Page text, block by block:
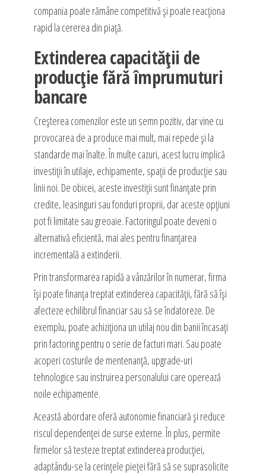
compania poate rămâne competitivă și poate reacționa
rapid la cererea din piață.
Extinderea capacității de
producție fără împrumuturi
bancare
Creșterea comenzilor este un semn pozitiv, dar vine cu
provocarea de a produce mai mult, mai repede și la
standarde mai înalte. În multe cazuri, acest lucru implică
investiții în utilaje, echipamente, spații de producție sau
linii noi. De obicei, aceste investiții sunt finanțate prin
credite, leasinguri sau fonduri proprii, dar aceste opțiuni
pot fi limitate sau greoaie. Factoringul poate deveni o
alternativă eficientă, mai ales pentru finanțarea
incrementală a extinderii.
Prin transformarea rapidă a vânzărilor în numerar, firma
își poate finanța treptat extinderea capacității, fără să își
afecteze echilibrul financiar sau să se îndatoreze. De
exemplu, poate achiziționa un utilaj nou din banii încasați
prin factoring pentru o serie de facturi mari. Sau poate
acoperi costurile de mentenanță, upgrade-uri
tehnologice sau instruirea personalului care operează
noile echipamente.
Această abordare oferă autonomie financiară și reduce
riscul dependenței de surse externe. În plus, permite
firmelor să testeze treptat extinderea producției,
adaptându-se la cerințele pieței fără să se suprasolicite